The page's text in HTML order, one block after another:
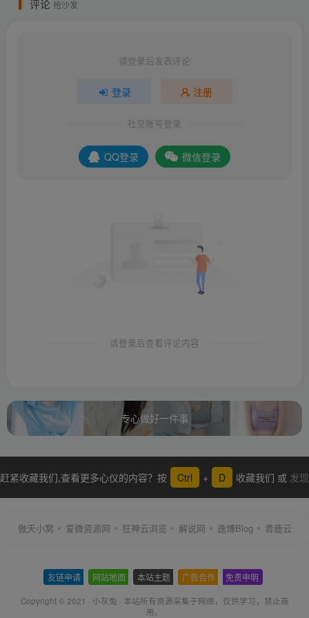
评论 抢沙发
请登录后发表评论
登录 注册
社交账号登录
QQ登录 微信登录
请登录后查看评论内容
专心做好一件事
赶紧收藏我们,查看更多心仪的内容？按 Ctrl + D 收藏我们 或 发现
傲天小窝 爱微资源网 狂神云浏览 解说网 逸博Blog 青鹿云
友链申请 网站地图 本站主题 广告合作 免责申明
Copyright © 2021 · 小灰兔 · 本站所有资源采集于网络，仅供学习，禁止商
用。